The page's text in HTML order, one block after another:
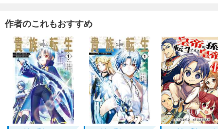
作者のこれもおすすめ